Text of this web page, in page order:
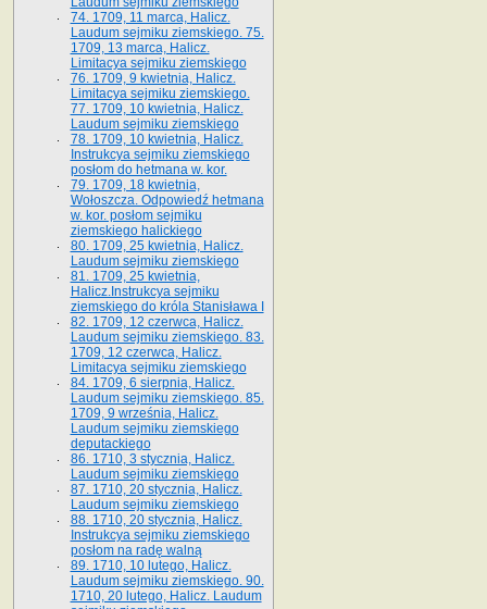
74. 1709, 11 marca, Halicz.
Laudum sejmiku ziemskiego. 75.
1709, 13 marca, Halicz.
Limitacya sejmiku ziemskiego
76. 1709, 9 kwietnia, Halicz.
Limitacya sejmiku ziemskiego.
77. 1709, 10 kwietnia, Halicz.
Laudum sejmiku ziemskiego
78. 1709, 10 kwietnia, Halicz.
Instrukcya sejmiku ziemskiego
posłom do hetmana w. kor.
79. 1709, 18 kwietnia,
Wołoszcza. Odpowiedź hetmana
w. kor. posłom sejmiku
ziemskiego halickiego
80. 1709, 25 kwietnia, Halicz.
Laudum sejmiku ziemskiego
81. 1709, 25 kwietnia,
Halicz.Instrukcya sejmiku
ziemskiego do króla Stanisława I
82. 1709, 12 czerwca, Halicz.
Laudum sejmiku ziemskiego. 83.
1709, 12 czerwca, Halicz.
Limitacya sejmiku ziemskiego
84. 1709, 6 sierpnia, Halicz.
Laudum sejmiku ziemskiego. 85.
1709, 9 września, Halicz.
Laudum sejmiku ziemskiego
deputackiego
86. 1710, 3 stycznia, Halicz.
Laudum sejmiku ziemskiego
87. 1710, 20 stycznia, Halicz.
Laudum sejmiku ziemskiego
88. 1710, 20 stycznia, Halicz.
Instrukcya sejmiku ziemskiego
posłom na radę walną
89. 1710, 10 lutego, Halicz.
Laudum sejmiku ziemskiego. 90.
1710, 20 lutego, Halicz. Laudum